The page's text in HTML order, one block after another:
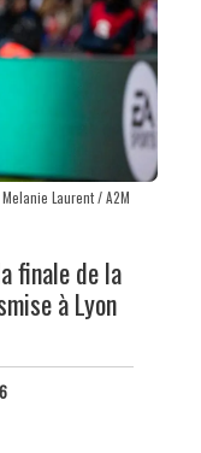
Laurent / A2M
finale de la
à Lyon